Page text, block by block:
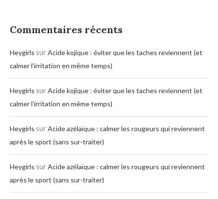
Commentaires récents
Heygirls surAcide kojique : éviter que les taches reviennent (et
calmer l’irritation en même temps)
Heygirls surAcide kojique : éviter que les taches reviennent (et
calmer l’irritation en même temps)
Heygirls surAcide azélaïque : calmer les rougeurs qui reviennent
après le sport (sans sur-traiter)
Heygirls surAcide azélaïque : calmer les rougeurs qui reviennent
après le sport (sans sur-traiter)